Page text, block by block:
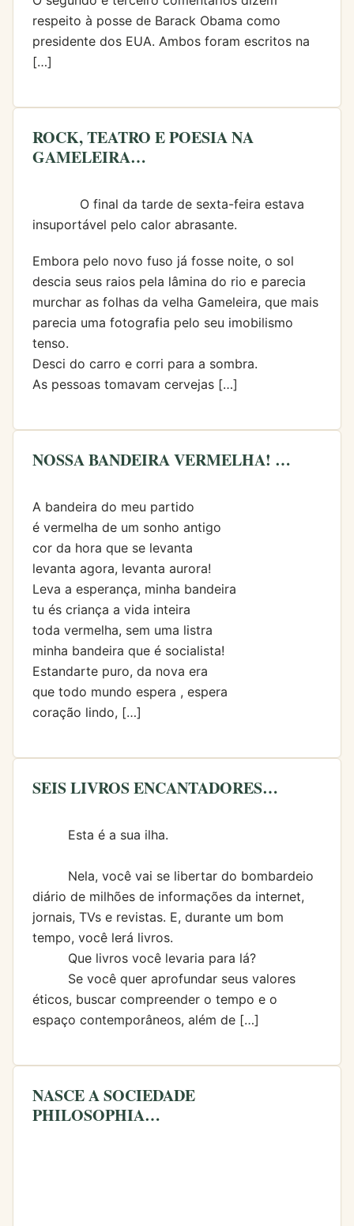
respeito à posse de Barack Obama como
presidente dos EUA. Ambos foram escritos na
[…]
ROCK, TEATRO E POESIA NA
GAMELEIRA…
O final da tarde de sexta-feira estava
insuportável pelo calor abrasante.
Embora pelo novo fuso já fosse noite, o sol
descia seus raios pela lâmina do rio e parecia
murchar as folhas da velha Gameleira, que mais
parecia uma fotografia pelo seu imobilismo
tenso.
Desci do carro e corri para a sombra.
As pessoas tomavam cervejas […]
NOSSA BANDEIRA VERMELHA! …
A bandeira do meu partido
é vermelha de um sonho antigo
cor da hora que se levanta
levanta agora, levanta aurora!
Leva a esperança, minha bandeira
tu és criança a vida inteira
toda vermelha, sem uma listra
minha bandeira que é socialista!
Estandarte puro, da nova era
que todo mundo espera , espera
coração lindo, […]
SEIS LIVROS ENCANTADORES…
Esta é a sua ilha.
Nela, você vai se libertar do bombardeio
diário de milhões de informações da internet,
jornais, TVs e revistas. E, durante um bom
tempo, você lerá livros.
Que livros você levaria para lá?
Se você quer aprofundar seus valores
éticos, buscar compreender o tempo e o
espaço contemporâneos, além de […]
NASCE A SOCIEDADE
PHILOSOPHIA…